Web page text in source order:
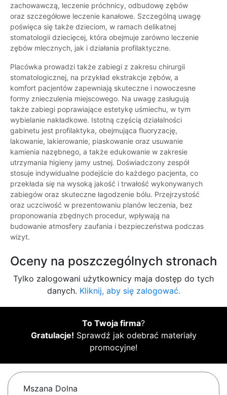
zachowawczą, leczenie próchnicy, odbudowę zębów
oraz szczegółowe leczenie kanałowe. Szczególną uwagę
poświęca się także dzieciom, w ramach delikatnej
stomatologii dziecięcej, która obejmuje zarówno leczenie
zębów mlecznych, jak i działania profilaktyczne.
Placówka prowadzi także zabiegi z zakresu chirurgii
stomatologicznej, na przykład ekstrakcje zębów, a
komfort pacjentów zapewniają skuteczne i nowoczesne
formy znieczulenia miejscowego. Na uwagę zasługują
także zabiegi poprawiające estetykę uśmiechu, w tym
wybielanie nakładkowe. Istotną częścią działalności
gabinetu jest profilaktyka, obejmująca fluoryzację,
lakowanie, lakierowanie, piaskowanie oraz usuwanie
kamienia nazębnego, a także edukowanie w zakresie
utrzymania higieny jamy ustnej. Doświadczony zespół
stosuje indywidualne podejście do każdego pacjenta, co
przekłada się na wysoką jakość i trwałość wykonywanych
zabiegów oraz skuteczne łagodzenie bólu. Przejrzystość
oraz uczciwość w prezentowaniu planów leczenia, bez
proponowania zbędnych procedur, wpływają na
budowanie atmosfery zaufania i bezpieczeństwa podczas
wizyt.
Oceny na poszczególnych stronach
Tylko zalogowani użytkownicy maja dostęp do tych
danych. Kliknij, aby się zalogować.
To Twoja firma?
Gratulacje! Sprawdź jak odebrać materiały
promocyjne!
Mszana Dolna